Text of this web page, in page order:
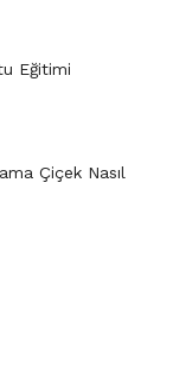
Eğitimi
Çiçek Nasıl